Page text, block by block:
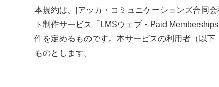
本規約は、[アッカ・コミュニケーションズ合同
ト制作サービス「LMSウェブ・Paid
件を定めるものです。本サービスの利用者（以
ものとします。